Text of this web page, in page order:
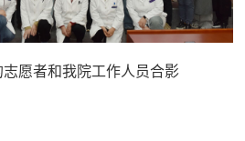
愿者和我院工作人员合影